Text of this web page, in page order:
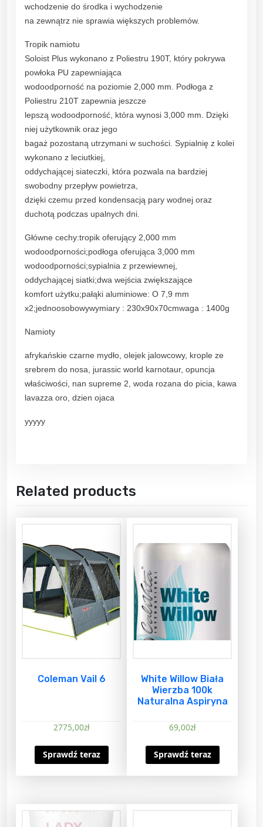
wchodzenie do środka i wychodzenie
na zewnątrz nie sprawia większych problemów.
Tropik namiotu
Soloist Plus wykonano z Poliestru 190T, który pokrywa
powłoka PU zapewniająca
wodoodporność na poziomie 2,000 mm. Podłoga z
Poliestru 210T zapewnia jeszcze
lepszą wodoodporność, która wynosi 3,000 mm. Dzięki
niej użytkownik oraz jego
bagaż pozostaną utrzymani w suchości. Sypialnię z kolei
wykonano z leciutkiej,
oddychającej siateczki, która pozwala na bardziej
swobodny przepływ powietrza,
dzięki czemu przed kondensacją pary wodnej oraz
duchotą podczas upalnych dni.
Główne cechy:tropik oferujący 2,000 mm
wodoodporności;podłoga oferująca 3,000 mm
wodoodporności;sypialnia z przewiewnej,
oddychającej siatki;dwa wejścia zwiększające
komfort użytku;pałąki aluminiowe: O 7,9 mm
x2;jednoosobowywymiary : 230x90x70cmwaga : 1400g
Namioty
afrykańskie czarne mydło, olejek jalowcowy, krople ze
srebrem do nosa, jurassic world karnotaur, opuncja
właściwości, nan supreme 2, woda rozana do picia, kawa
lavazza oro, dzien ojaca
yyyyy
Related products
Coleman Vail 6
2775,00zł
Sprawdź teraz
White Willow Biała
Wierzba 100k
Naturalna Aspiryna
69,00zł
Sprawdź teraz